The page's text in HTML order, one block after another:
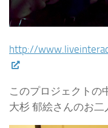
http://
このプロジェクトの
大杉 郁絵さんのお二